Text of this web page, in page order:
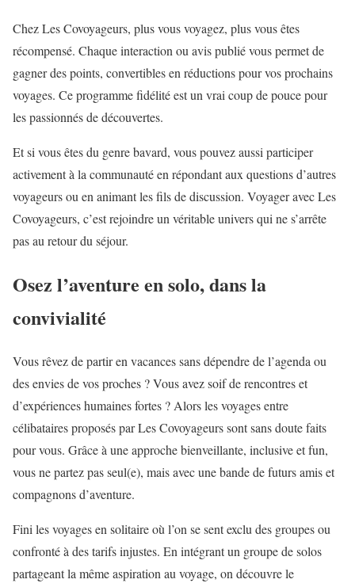
Chez Les Covoyageurs, plus vous voyagez, plus vous êtes
récompensé. Chaque interaction ou avis publié vous permet de
gagner des points, convertibles en réductions pour vos prochains
voyages. Ce programme fidélité est un vrai coup de pouce pour
les passionnés de découvertes.
Et si vous êtes du genre bavard, vous pouvez aussi participer
activement à la communauté en répondant aux questions d’autres
voyageurs ou en animant les fils de discussion. Voyager avec Les
Covoyageurs, c’est rejoindre un véritable univers qui ne s’arrête
pas au retour du séjour.
Osez l’aventure en solo, dans la
convivialité
Vous rêvez de partir en vacances sans dépendre de l’agenda ou
des envies de vos proches ? Vous avez soif de rencontres et
d’expériences humaines fortes ? Alors les voyages entre
célibataires proposés par Les Covoyageurs sont sans doute faits
pour vous. Grâce à une approche bienveillante, inclusive et fun,
vous ne partez pas seul(e), mais avec une bande de futurs amis et
compagnons d’aventure.
Fini les voyages en solitaire où l’on se sent exclu des groupes ou
confronté à des tarifs injustes. En intégrant un groupe de solos
partageant la même aspiration au voyage, on découvre le